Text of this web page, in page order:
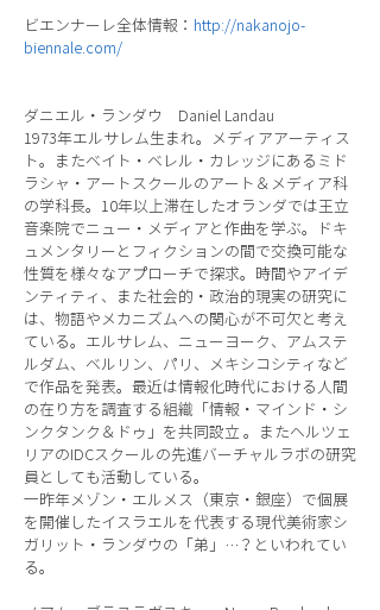
ビエンナーレ全体情報：
http://nakanojo-
biennale.com/
ダニエル・ランダウ Daniel Landau
1973年エルサレム生まれ。メディアアーティス
ト。またベイト・ベレル・カレッジにあるミド
ラシャ・アートスクールのアート＆メディア科
の学科長。10年以上滞在したオランダでは王立
音楽院でニュー・メディアと作曲を学ぶ。ドキ
ュメンタリーとフィクションの間で交換可能な
性質を様々なアプローチで探求。時間やアイデ
ンティティ、また社会的・政治的現実の研究に
は、物語やメカニズムへの関心が不可欠と考え
ている。エルサレム、ニューヨーク、アムステ
ルダム、ベルリン、パリ、メキシコシティなど
で作品を発表。最近は情報化時代における人間
の在り方を調査する組織「情報・マインド・シ
ンクタンク＆ドゥ」を共同設立 。またヘルツェ
リアのIDCスクールの先進バーチャルラボの研究
員としても活動している。
一昨年メゾン・エルメス（東京・銀座）で個展
を開催したイスラエルを代表する現代美術家シ
ガリット・ランダウの「弟」…？といわれてい
る。